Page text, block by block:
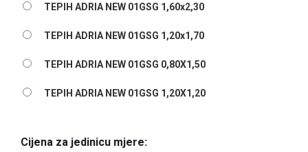
TEPIH ADRIA NEW 01GSG 1,60x2,30
TEPIH ADRIA NEW 01GSG 1,20x1,70
TEPIH ADRIA NEW 01GSG 0,80X1,50
TEPIH ADRIA NEW 01GSG 1,20X1,20
Cijena za jedinicu mjere: